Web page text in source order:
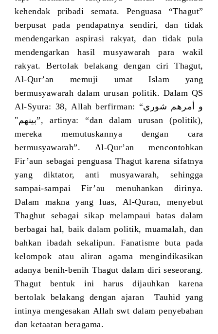
kehendak pribadi semata. Penguasa “Thagut”
berpusat pada pendapatnya sendiri, dan tidak
mendengarkan aspirasi rakyat, dan tidak pula
mendengarkan hasil musyawarah para wakil
rakyat. Bertolak belakang dengan ciri Thagut,
Al-Qur’an memuji umat Islam yang
bermusyawarah dalam urusan politik. Dalam QS
Al-Syura: 38, Allah berfirman: “و أمرهم شوري
بينهم"”, artinya: “dan dalam urusan (politik),
mereka memutuskannya dengan cara
bermusyawarah”. Al-Qur’an mencontohkan
Fir’aun sebagai penguasa Thagut karena sifatnya
yang diktator, anti musyawarah, sehingga
sampai-sampai Fir’au menuhankan dirinya.
Dalam makna yang luas, Al-Quran, menyebut
Thaghut sebagai sikap melampaui batas dalam
berbagai hal, baik dalam politik, muamalah, dan
bahkan ibadah sekalipun. Fanatisme buta pada
kelompok atau aliran agama mengindikasikan
adanya benih-benih Thagut dalam diri seseorang.
Thagut bentuk ini harus dijauhkan karena
bertolak belakang dengan ajaran Tauhid yang
intinya mengesakan Allah swt dalam penyebahan
dan ketaatan beragama.